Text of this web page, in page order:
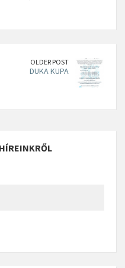
OLDER POST
DUKA KUPA